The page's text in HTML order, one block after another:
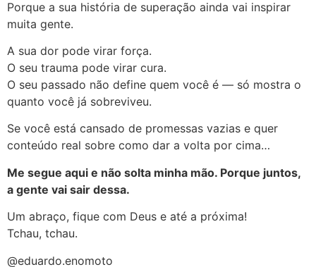
Porque a sua história de superação ainda vai inspirar
muita gente.
A sua dor pode virar força.
O seu trauma pode virar cura.
O seu passado não define quem você é — só mostra o
quanto você já sobreviveu.
Se você está cansado de promessas vazias e quer
conteúdo real sobre como dar a volta por cima…
Me segue aqui e não solta minha mão. Porque juntos,
a gente vai sair dessa.
Um abraço, fique com Deus e até a próxima!
Tchau, tchau.
@eduardo.enomoto